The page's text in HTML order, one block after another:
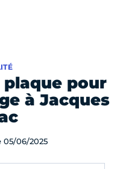
pour
à Jacques
05/06/2025